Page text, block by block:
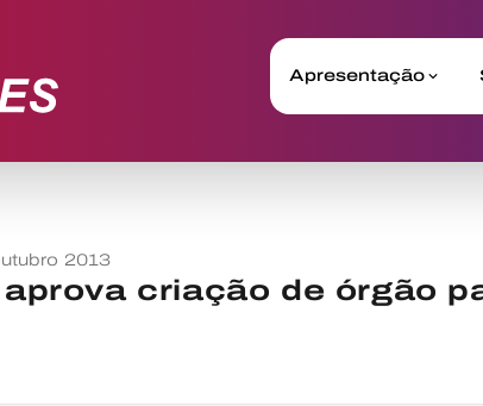
Apresentação
2013
criação de órgão